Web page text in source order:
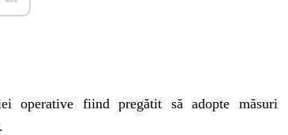
operative fiind pregătit să adopte măsuri